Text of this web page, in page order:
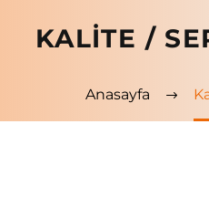
KALITE /
Anasayfa